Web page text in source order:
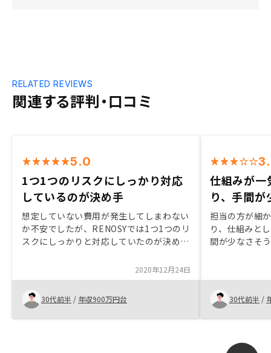
関連する評判・口コミ
RELATED REVIEWS
5.0
1つ1つのリスクにしっかり対応
しているのが決め手
想定していない費用が発生してしまわない
か不安でしたが、RENOSYでは1つ1つのリ
スクにしっかりと対応していたのが決め手
2020年12月24日
30代前半 / 年収900万円台
仕組みが一
り、手間
担当の方が細
り、仕組みと
間が少なさそ
30代前半 /